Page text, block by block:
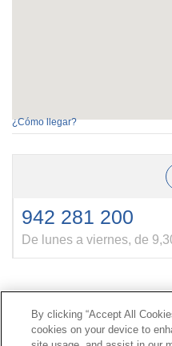
¿Cómo llegar?
942 281 200
De lunes a viernes, de
Contacto|Perfil del
Línea Universal 900 203
Prestaciones
By clicking “Accept All
cookies on your device to